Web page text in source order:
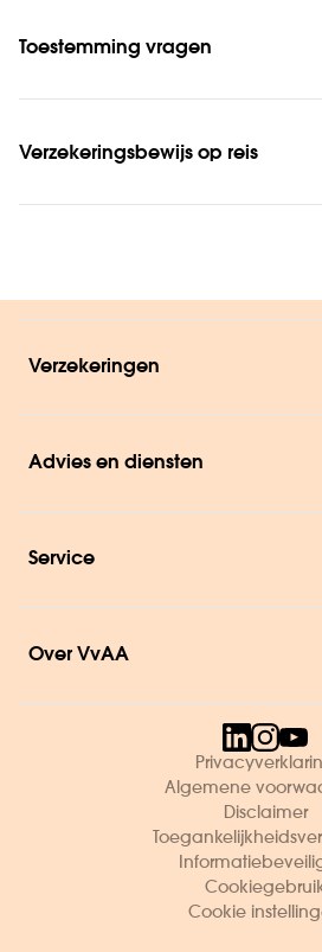
Toestemming vragen
Verzekeringsbewijs op reis
Verzekeringen
Advies en diensten
Service
Over VvAA
Algemene
Disclaimer
Cookie